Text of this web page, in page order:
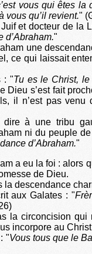
vous qui êtes la
vous qu’il revient."
et docteur de la
d’Abraham."
une
ce qui laissait
: "Tu es le Christ,
Dieu s’est fait
il n’est pas
à une tribu
ni du peuple
d’Abraham."
a eu la foi : alors
de Dieu.
la descendance
aux Galates : "
la circoncision
incorpore au
"Vous tous que le